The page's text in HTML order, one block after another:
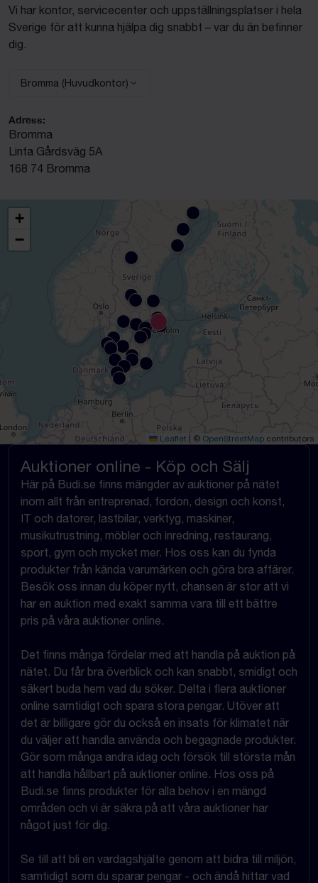
Vi har kontor, servicecenter och uppställningsplatser i hela
Sverige för att kunna hjälpa dig snabbt – var du än befinner
dig.
Välj anläggning:
Bromma (Huvudkontor)
Adress:
Bromma
Linta Gårdsväg 5A
168 74 Bromma
+
−
Leaflet | © OpenStreetMap contributors
Auktioner online - Köp och Sälj
Här på Budi.se finns mängder av auktioner på nätet
inom allt från entreprenad, fordon, design och konst,
IT och datorer, lastbilar, verktyg, maskiner,
musikutrustning, möbler och inredning, restaurang,
sport, gym och mycket mer. Hos oss kan du fynda
produkter från kända varumärken och göra bra affärer.
Besök oss innan du köper nytt, chansen är stor att vi
har en auktion med exakt samma vara till ett bättre
pris på våra auktioner online.
Det finns många fördelar med att handla på auktion på
nätet. Du får bra överblick och kan snabbt, smidigt och
säkert buda hem vad du söker. Delta i flera auktioner
online samtidigt och spara stora pengar. Utöver att
det är billigare gör du också en insats för klimatet när
du väljer att handla använda och begagnade produkter.
Gör som många andra idag och försök till största mån
att handla hållbart på auktioner online. Hos oss på
Budi.se finns produkter för alla behov i en mängd
områden och vi är säkra på att våra auktioner har
något just för dig.
Se till att bli en vardagshjälte genom att bidra till miljön,
samtidigt som du sparar pengar - och ändå hittar vad